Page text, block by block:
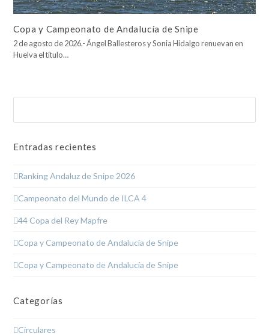
Copa y Campeonato de Andalucía de Snipe
2 de agosto de 2026.- Ángel Ballesteros y Sonia Hidalgo renuevan en
Huelva el título…
Entradas recientes
Ranking Andaluz de Snipe 2026
Campeonato del Mundo de ILCA 4
44 Copa del Rey Mapfre
Copa y Campeonato de Andalucía de Snipe
Copa y Campeonato de Andalucía de Snipe
Categorías
Circulares